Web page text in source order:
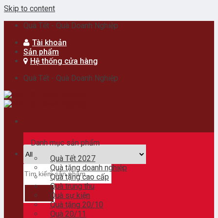
Skip to content
Quà Tết - Quà Doanh Nghiệp
Tài khoản
Sản phẩm
Hệ thống cửa hàng
Quà Tết - Quà Doanh Nghiệp
Danh mục sản phẩm
Quà Tết 2027
Quà tặng doanh nghiệp
Quà tặng cao cấp
Quà trung thu
Quà sự kiện
Quà tặng 20/10
Quà 20/11